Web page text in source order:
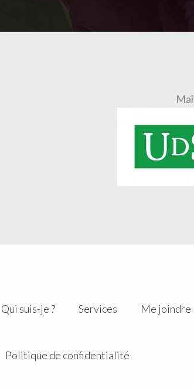
Qui suis-je ? Services Me joindre
Politique de confidentialité